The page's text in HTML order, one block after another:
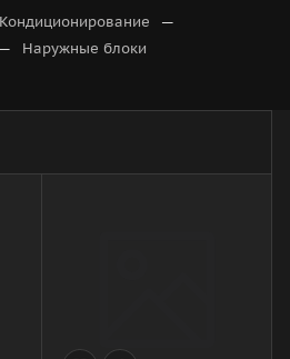
Кондиционирование —
— Наружные блоки